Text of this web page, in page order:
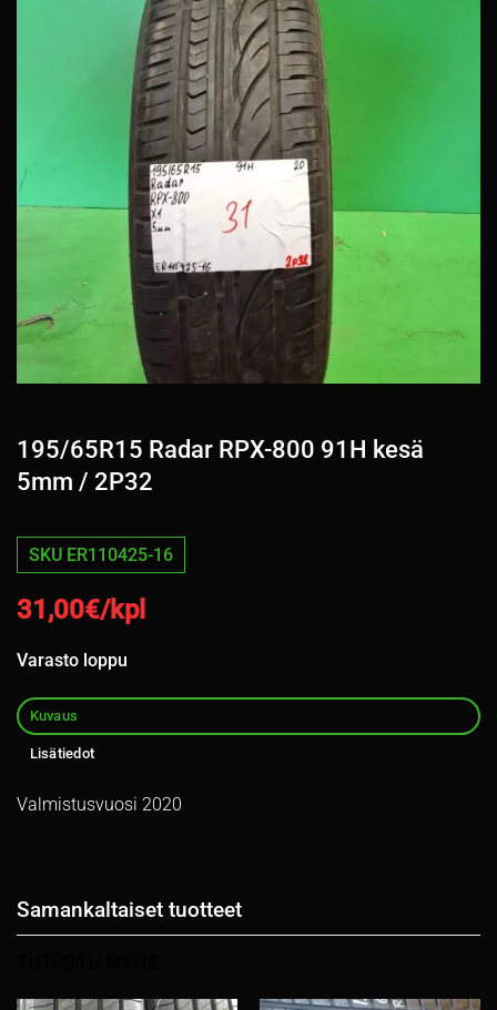
195/65R15 Radar RPX-800 91H kesä
5mm / 2P32
SKU ER110425-16
31,00€/kpl
Varasto loppu
Kuvaus
Lisätiedot
Valmistusvuosi 2020
Samankaltaiset tuotteet